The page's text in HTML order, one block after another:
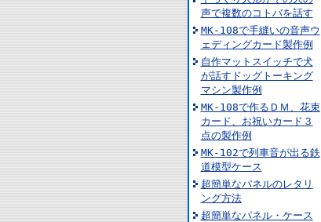
声で複数のコトバを話す
MK-108で手縫いの音声ウ
ェディングカード製作例
自作マットスイッチで犬
が話すドッグトーキング
マシン製作例
MK-108で作るＤＭ、花束
カード、お祝いカード３
点の製作例
MK-102で列車音が出る鉄
道模型ケース
超簡単なパネルのレタリ
ング方法
超簡単なパネル・ケース